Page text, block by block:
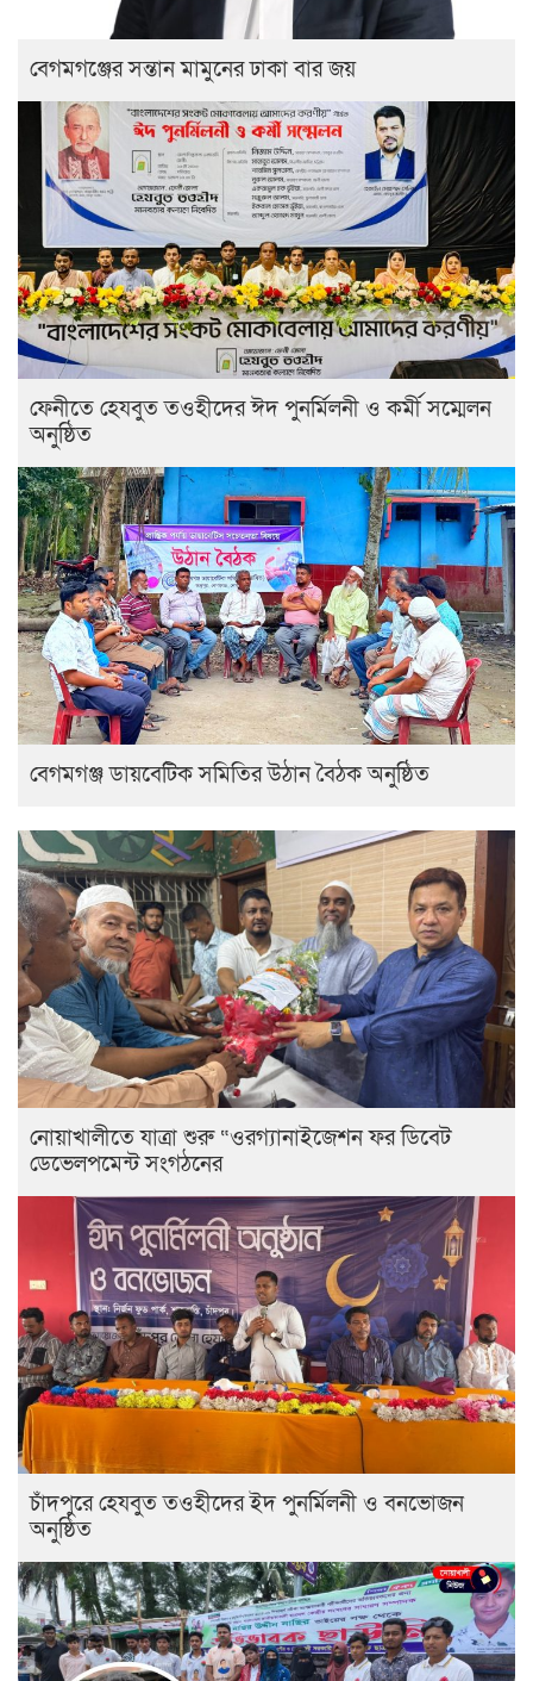
বেগমগঞ্জের সন্তান মামুনের ঢাকা বার জয়
ফেনীতে হেযবুত তওহীদের ঈদ পুনর্মিলনী ও কর্মী সম্মেলন
অনুষ্ঠিত
বেগমগঞ্জ ডায়বেটিক সমিতির উঠান বৈঠক অনুষ্ঠিত
নোয়াখালীতে যাত্রা শুরু “ওরগ্যানাইজেশন ফর ডিবেট
ডেভেলপমেন্ট সংগঠনের
চাঁদপুরে হেযবুত তওহীদের ইদ পুনর্মিলনী ও বনভোজন
অনুষ্ঠিত